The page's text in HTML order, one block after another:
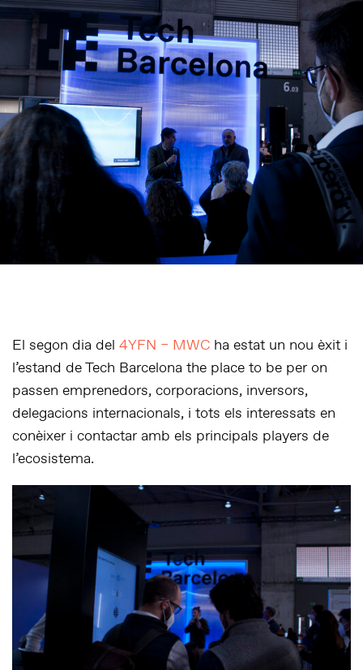
El segon dia del 4YFN – MWC ha estat un nou èxit i
l’estand de Tech Barcelona the place to be per on
passen emprenedors, corporacions, inversors,
delegacions internacionals, i tots els interessats en
conèixer i contactar amb els principals players de
l’ecosistema.